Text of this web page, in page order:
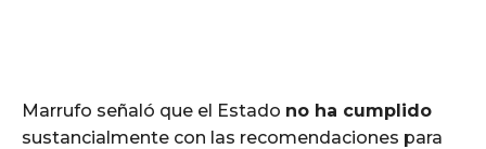
Marrufo señaló que el Estado no ha cumplido
sustancialmente con las recomendaciones para